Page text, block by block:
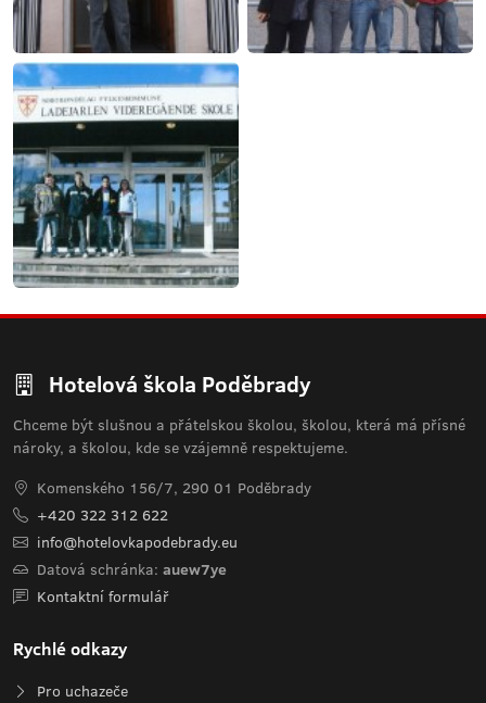
Hotelová škola Poděbrady
Chceme být slušnou a přátelskou školou, školou, která má přísné
nároky, a školou, kde se vzájemně respektujeme.
Komenského 156/7, 290 01 Poděbrady
+420 322 312 622
info@hotelovkapodebrady.eu
Datová schránka: auew7ye
Kontaktní formulář
Rychlé odkazy
Pro uchazeče